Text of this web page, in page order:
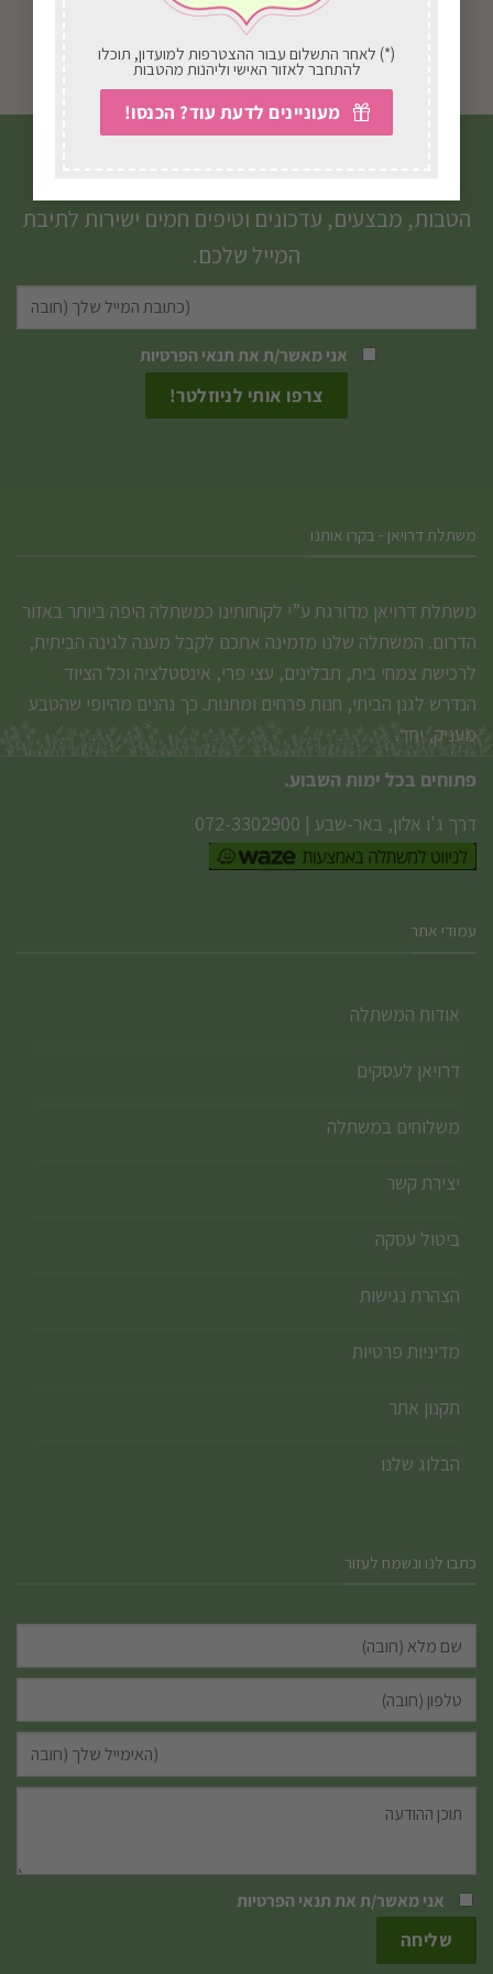
(*) לאחר התשלום עבור ההצטרפות למועדון, תוכלו
להתחבר לאזור האישי וליהנות מהטבות
מעוניינים לדעת עוד? הכנסו!
בחירת אפשרויות בחירת אפשרויות
זה
יש
סוגים.
ניתן
את
האפשרויות
הטבות, מבצעים, עדכונים וטיפים חמים ישירות לתיבת
המייל שלכם.
אני מאשר/ת אתתנאי הפרטיות
משתלת דרויאן - בקרו אותנו
משתלת דרויאן מדורגת ע”י לקוחותינו כמשתלה היפה ביותר באזור
הדרום. המשתלה שלנו מזמינה אתכם לקבל מענה לגינה הביתית,
לרכישת צמחי בית, תבלינים, עצי פרי, אינסטלציה וכל הציוד
הנדרש לגנן הביתי, חנות פרחים ומתנות. כך נהנים מהיופי שהטבע
מעניק, יחד.
פתוחים בכל ימות השבוע.
דרך ג'ו אלון, באר-שבע |
072-3302900
עמודי אתר
אודות המשתלה
דרויאן לעסקים
משלוחים במשתלה
יצירת קשר
ביטול עסקה
הצהרת נגישות
מדיניות פרטיות
תקנון אתר
הבלוג שלנו
כתבו לנו ונשמח לעזור
אני מאשר/ת אתתנאי הפרטיות